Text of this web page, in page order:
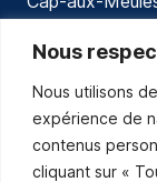
Nous
Nous utilisons
expérience de
contenus
cliquant sur «
418 986-3100
Composez le 1